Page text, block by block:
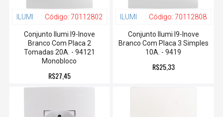
ILUMI Código: 70112802
Conjunto Ilumi I9-Inove
Branco Com Placa 2
Tomadas 20A. - 94121
Monobloco
R$27,45
ILUMI Código: 70112808
Conjunto Ilumi I9-Inove
Branco Com Placa 3 Simples
10A. - 9419
R$25,33